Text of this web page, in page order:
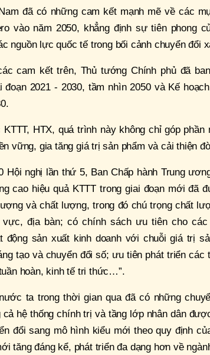
đã có những cam kết mạnh mẽ về các
vào năm 2050, khẳng định sự tiên phong
nguồn lực quốc tế trong bối cảnh chuyển đổi
cam kết trên, Thủ tướng Chính phủ đã
đoạn 2021 - 2030, tầm nhìn 2050 và Kế
HTX, quá trình này không chỉ góp phần
vững, gia tăng giá trị sản phẩm và cải thiện
Hội nghị lần thứ 5, Ban Chấp hành Trung
cao hiệu quả KTTT trong giai đoạn mới đã
và chất lượng, trong đó chú trọng chất
vực, địa bàn; có chính sách ưu tiên cho
động sản xuất kinh doanh với chuỗi giá trị
tạo và chuyển đổi số; ưu tiên phát triển
hoàn, kinh tế tri thức…”.
ta trong thời gian qua đã có những
cả hệ thống chính trị và tầng lớp nhân dân
đổi sang mô hình kiểu mới theo quy định
tăng đáng kể, phát triển đa dạng hơn về